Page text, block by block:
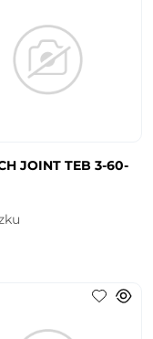
JOINT TEB 3-60-